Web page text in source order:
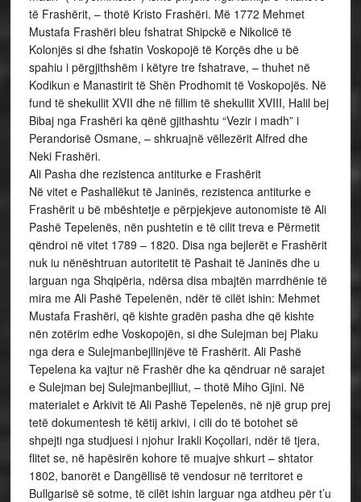
të Frashërit, – thotë Kristo Frashëri. Më 1772 Mehmet
Mustafa Frashëri bleu fshatrat Shipckë e Nikolicë të
Kolonjës si dhe fshatin Voskopojë të Korçës dhe u bë
spahiu i përgjithshëm i këtyre tre fshatrave, – thuhet në
Kodikun e Manastirit të Shën Prodhomit të Voskopojës. Në
fund të shekullit XVII dhe në fillim të shekullit XVIII, Halil bej
Bibaj nga Frashëri ka qënë gjithashtu “Vezir i madh” i
Perandorisë Osmane, – shkruajnë vëllezërit Alfred dhe
Neki Frashëri.
Ali Pasha dhe rezistenca antiturke e Frashërit
Në vitet e Pashallëkut të Janinës, rezistenca antiturke e
Frashërit u bë mbështetje e përpjekjeve autonomiste të Ali
Pashë Tepelenës, nën pushtetin e të cilit treva e Përmetit
qëndroi në vitet 1789 – 1820. Disa nga bejlerët e Frashërit
nuk iu nënështruan autoritetit të Pashait të Janinës dhe u
larguan nga Shqipëria, ndërsa disa mbajtën marrdhënie të
mira me Ali Pashë Tepelenën, ndër të cilët ishin: Mehmet
Mustafa Frashëri, që kishte gradën pasha dhe që kishte
nën zotërim edhe Voskopojën, si dhe Sulejman bej Plaku
nga dera e Sulejmanbejllinjëve të Frashërit. Ali Pashë
Tepelena ka vajtur në Frashër dhe ka qëndruar në sarajet
e Sulejman bej Sulejmanbejlliut, – thotë Miho Gjini. Në
materialet e Arkivit të Ali Pashë Tepelenës, në një grup prej
tetë dokumentesh të këtij arkivi, i cili do të botohet së
shpejti nga studjuesi i njohur Irakli Koçollari, ndër të tjera,
flitet se, në hapësirën kohore të muajve shkurt – shtator
1802, banorët e Dangëllisë të vendosur në territoret e
Bullgarisë së sotme, të cilët ishin larguar nga atdheu për t’u